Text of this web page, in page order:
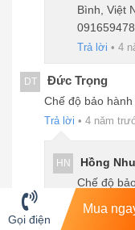
Bình, Việt
Trả lời • 4
DT Đức Trọng
Chế độ bảo
Trả lời • 4 năm
HN
Hồng
Chế độ
hành
đời anh
Gọi điện
Mua